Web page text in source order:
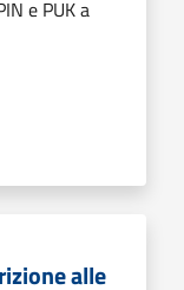
e PUK a
alle